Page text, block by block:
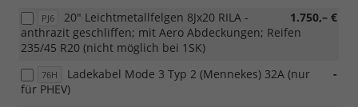
PJ6 1.750,– €
20" Leichtmetallfelgen 8Jx20 RILA -
anthrazit geschliffen; mit Aero Abdeckungen; Reifen
235/45 R20 (nicht möglich bei 1SK)
76H -
Ladekabel Mode 3 Typ 2 (Mennekes) 32A (nur
für PHEV)